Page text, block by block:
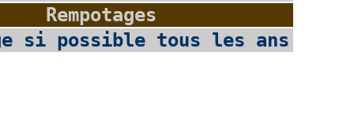
Rempotages
si possible tous les ans